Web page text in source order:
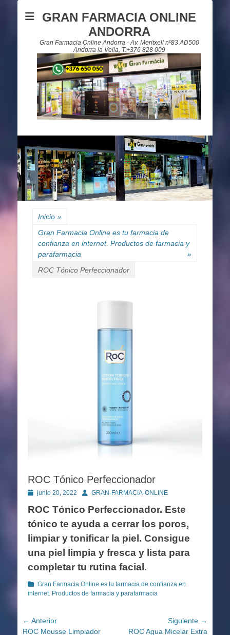
GRAN FARMACIA ONLINE
ANDORRA
Gran Farmacia Online Andorra - Av. Meritxell nº83 AD500
Andorra la Vella, T.+376 828 009
Inicio »
Gran Farmacia Online es tu farmacia de
confianza en internet. Productos de farmacia y
parafarmacia
»
ROC Tónico Perfeccionador
ROC Tónico Perfeccionador
Publicado
junio 20, 2022 AutorGRAN-FARMACIA-ONLINE
ROC Tónico Perfeccionador. Este
tónico te ayuda a cerrar los poros,
limpiar y tonificar la piel. Consigue
una piel limpia y fresca y lista para
completar tu rutina facial.
Categorías
Gran Farmacia Online es tu farmacia de confianza en
internet. Productos de farmacia y parafarmacia
Navegación
← Anterior
Entrada
ROC Mousse Limpiador
Siguiente →
EntradaROC Agua Micelar Extra